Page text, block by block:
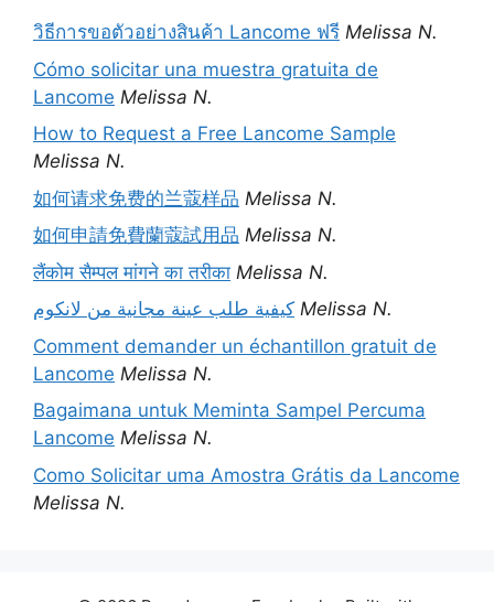
วิธีการขอตัวอย่างสินค้า Lancome ฟรี Melissa N.
Cómo solicitar una muestra gratuita de
Lancome Melissa N.
How to Request a Free Lancome Sample
Melissa N.
如何请求免费的兰蔻样品 Melissa N.
如何申請免費蘭蔻試用品 Melissa N.
लैंकोम सैम्पल मांगने का तरीका Melissa N.
كيفية طلب عينة مجانية من لانكوم Melissa N.
Comment demander un échantillon gratuit de
Lancome Melissa N.
Bagaimana untuk Meminta Sampel Percuma
Lancome Melissa N.
Como Solicitar uma Amostra Grátis da Lancome
Melissa N.